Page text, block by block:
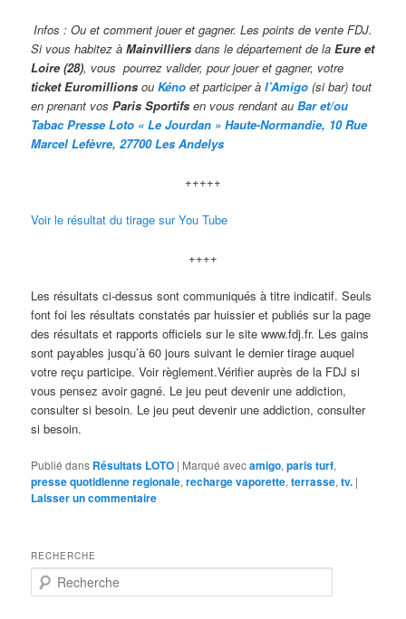
Infos : Ou et comment jouer et gagner. Les points de vente FDJ.
Si vous habitez àMainvilliers dans le département de laEure et
Loire (28), vous pourrez valider,pour jouer et gagner, votre
ticket Euromillions ouKéno et participer àl’Amigo (si bar) tout
en prenant vosParis Sportifs en vous rendant auBar et/ou
Tabac Presse Loto « Le Jourdan » Haute-Normandie, 10 Rue
Marcel Lefèvre, 27700 Les Andelys
+++++
Voir le résultat du tirage sur You Tube
++++
Les résultats ci-dessus sont communiqués à titre indicatif. Seuls
font foi les résultats constatés par huissier et publiés sur la page
des résultats et rapports officiels sur le site www.fdj.fr. Les gains
sont payables jusqu’à 60 jours suivant le dernier tirage auquel
votre reçu participe. Voir règlement.Vérifier auprès de la FDJ si
vous pensez avoir gagné. Le jeu peut devenir une addiction,
consulter si besoin. Le jeu peut devenir une addiction, consulter
si besoin.
Publié dans Résultats LOTO | Marqué avecamigo,paris turf,
presse quotidienne regionale,recharge vaporette,terrasse,tv. |
Laisser un commentaire
RECHERCHE
e